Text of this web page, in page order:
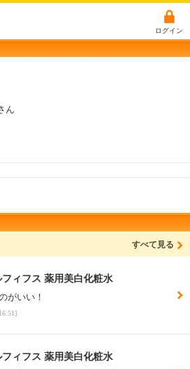
ログイン
ん
すべて見る
ィフス 薬用美白化粧水
がいい！
ィフス 薬用美白化粧水